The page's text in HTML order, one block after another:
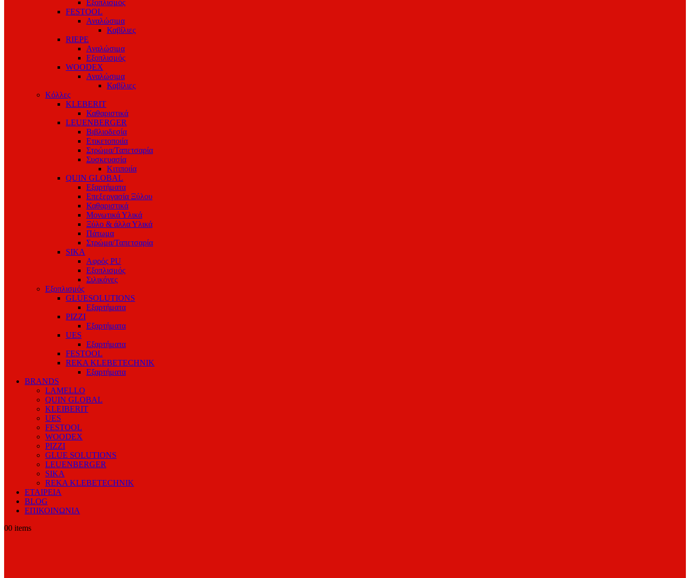
Εξοπλισμός
FESTOOL
Αναλώσιμα
Καβίλιες
RIEPE
Αναλώσιμα
Εξοπλισμός
WOODEX
Αναλώσιμα
Καβίλιες
Κόλλες
KLEBERIT
Καθαριστικά
LEUENBERGER
Βιβλιοδεσία
Ετικετοποιία
Στρώμα/Ταπετσαρία
Συσκευασία
Κιτιποιία
QUIN GLOBAL
Εξαρτήματα
Επεξεργασία Ξύλου
Καθαριστικά
Μονωτικά Υλικά
Ξύλο & άλλα Υλικά
Πάτωμα
Στρώμα/Ταπετσαρία
SIKA
Αφρός PU
Εξοπλισμός
Σιλικόνες
Εξοπλισμός
GLUESOLUTIONS
Εξαρτήματα
PIZZI
Εξαρτήματα
UES
Εξαρτήματα
FESTOOL
REKA KLEBETECHNIK
Εξαρτήματα
BRANDS
LAMELLO
QUIN GLOBAL
KLEIBERIT
UES
FESTOOL
WOODEX
PIZZI
GLUE SOLUTIONS
LEUENBERGER
SIKA
REKA KLEBETECHNIK
ΕΤΑΙΡΕΙΑ
BLOG
ΕΠΙΚΟΙΝΩΝΙΑ
00 items